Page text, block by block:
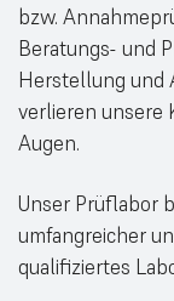
bzw.
Beratungs- und
Herstellung und
verlieren unsere
Augen.
Unser Prüflabor
umfangreicher
qualifiziertes